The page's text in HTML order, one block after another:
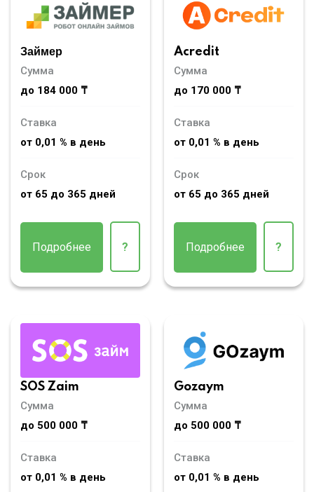
Займер
Сумма
до 184 000 ₸
Ставка
от 0,01 % в день
Срок
от 65 до 365 дней
Подробнее ?
Acredit
Сумма
до 170 000 ₸
Ставка
от 0,01 % в день
Срок
от 65 до 365 дней
Подробнее ?
SOS Zaim
Сумма
до 500 000 ₸
Ставка
от 0,01 % в день
Gozaym
Сумма
до 500 000 ₸
Ставка
от 0,01 % в день